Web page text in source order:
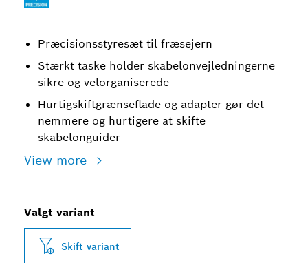
Præcisionsstyresæt til fræsejern
Stærkt taske holder skabelonvejledningerne
sikre og velorganiserede
Hurtigskiftgrænseflade og adapter gør det
nemmere og hurtigere at skifte
skabelonguider
View more
Valgt variant
Skift variant